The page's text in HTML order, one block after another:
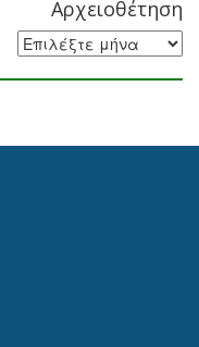
Αρχειοθέτηση
Αρχειοθέτηση